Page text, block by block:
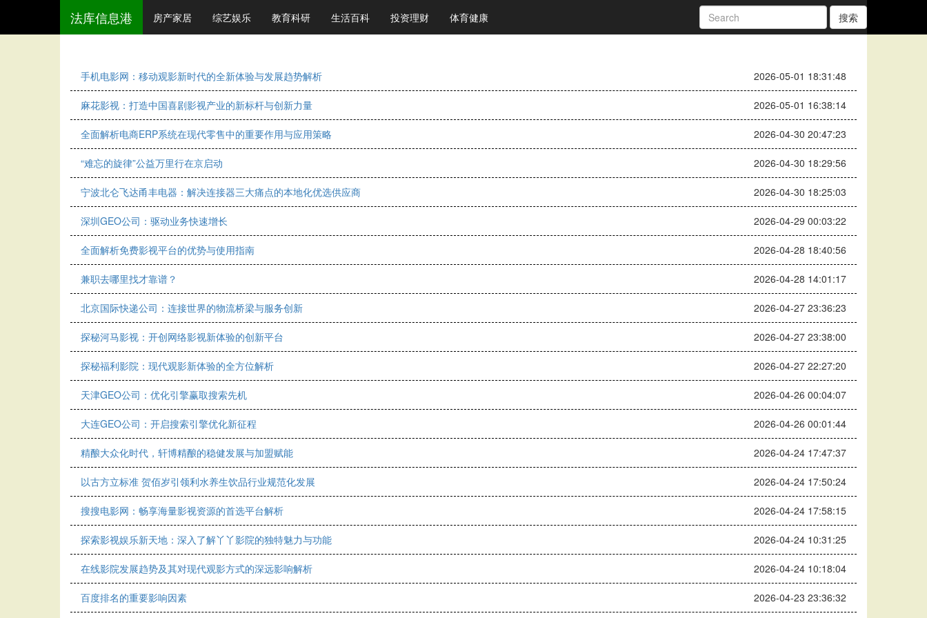
法库信息港 房产家居 综艺娱乐 教育科研 生活百科 投资理财 体育健康 搜索
手机电影网：移动观影新时代的全新体验与发展趋势解析 2026-05-01 18:31:48
麻花影视：打造中国喜剧影视产业的新标杆与创新力量 2026-05-01 16:38:14
全面解析电商ERP系统在现代零售中的重要作用与应用策略 2026-04-30 20:47:23
“难忘的旋律”公益万里行在京启动 2026-04-30 18:29:56
宁波北仑飞达甬丰电器：解决连接器三大痛点的本地化优选供应商 2026-04-30 18:25:03
深圳GEO公司：驱动业务快速增长 2026-04-29 00:03:22
全面解析免费影视平台的优势与使用指南 2026-04-28 18:40:56
兼职去哪里找才靠谱？ 2026-04-28 14:01:17
北京国际快递公司：连接世界的物流桥梁与服务创新 2026-04-27 23:36:23
探秘河马影视：开创网络影视新体验的创新平台 2026-04-27 23:38:00
探秘福利影院：现代观影新体验的全方位解析 2026-04-27 22:27:20
天津GEO公司：优化引擎赢取搜索先机 2026-04-26 00:04:07
大连GEO公司：开启搜索引擎优化新征程 2026-04-26 00:01:44
精酿大众化时代，轩博精酿的稳健发展与加盟赋能 2026-04-24 17:47:37
以古方立标准 贺佰岁引领利水养生饮品行业规范化发展 2026-04-24 17:50:24
搜搜电影网：畅享海量影视资源的首选平台解析 2026-04-24 17:58:15
探索影视娱乐新天地：深入了解丫丫影院的独特魅力与功能 2026-04-24 10:31:25
在线影院发展趋势及其对现代观影方式的深远影响解析 2026-04-24 10:18:04
百度排名的重要影响因素 2026-04-23 23:36:32